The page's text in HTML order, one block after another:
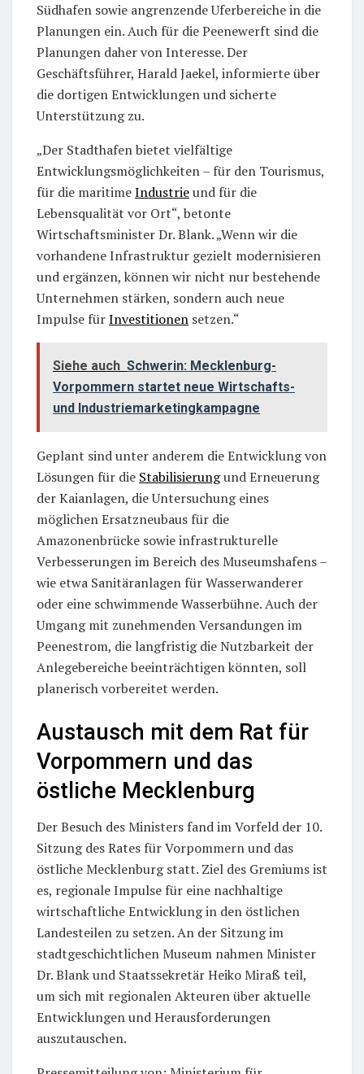
Südhafen sowie angrenzende Uferbereiche in die
Planungen ein. Auch für die Peenewerft sind die
Planungen daher von Interesse. Der
Geschäftsführer, Harald Jaekel, informierte über
die dortigen Entwicklungen und sicherte
Unterstützung zu.
„Der Stadthafen bietet vielfältige
Entwicklungsmöglichkeiten – für den Tourismus,
für die maritimeIndustrieund für die
Lebensqualität vor Ort“, betonte
Wirtschaftsminister Dr. Blank. „Wenn wir die
vorhandene Infrastruktur gezielt modernisieren
und ergänzen, können wir nicht nur bestehende
Unternehmen stärken, sondern auch neue
Impulse fürInvestitionen setzen.“
Siehe auch Schwerin: Mecklenburg-
Vorpommern startet neue Wirtschafts-
und Industriemarketingkampagne
Geplant sind unter anderem die Entwicklung von
Lösungen für die Stabilisierungund Erneuerung
der Kaianlagen, die Untersuchung eines
möglichen Ersatzneubaus für die
Amazonenbrücke sowie infrastrukturelle
Verbesserungen im Bereich des Museumshafens –
wie etwa Sanitäranlagen für Wasserwanderer
oder eine schwimmende Wasserbühne. Auch der
Umgang mit zunehmenden Versandungen im
Peenestrom, die langfristig die Nutzbarkeit der
Anlegebereiche beeinträchtigen könnten, soll
planerisch vorbereitet werden.
Austausch mit dem Rat für
Vorpommern und das
östliche Mecklenburg
Der Besuch des Ministers fand im Vorfeld der 10.
Sitzung des Rates für Vorpommern und das
östliche Mecklenburg statt. Ziel des Gremiums ist
es, regionale Impulse für eine nachhaltige
wirtschaftliche Entwicklung in den östlichen
Landesteilen zu setzen. An der Sitzung im
stadtgeschichtlichen Museum nahmen Minister
Dr. Blank und Staatssekretär Heiko Miraß teil,
um sich mit regionalen Akteuren über aktuelle
Entwicklungen und Herausforderungen
auszutauschen.